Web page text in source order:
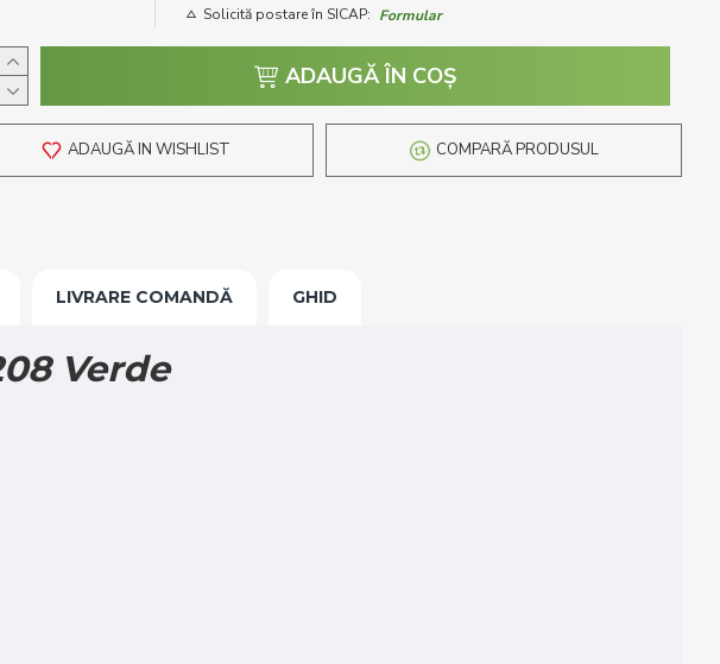
Solicită postare în SICAP: Formular
ADAUGĂ ÎN COŞ
ADAUGĂ IN WISHLIST COMPARĂ PRODUSUL
LIVRARE COMANDĂ GHID
Verde